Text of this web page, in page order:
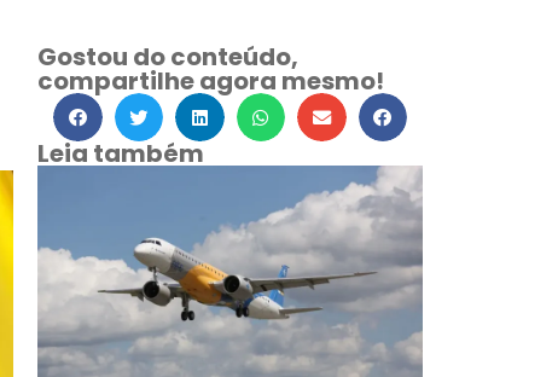
Gostou do conteúdo,
compartilhe agora mesmo!
Leia também